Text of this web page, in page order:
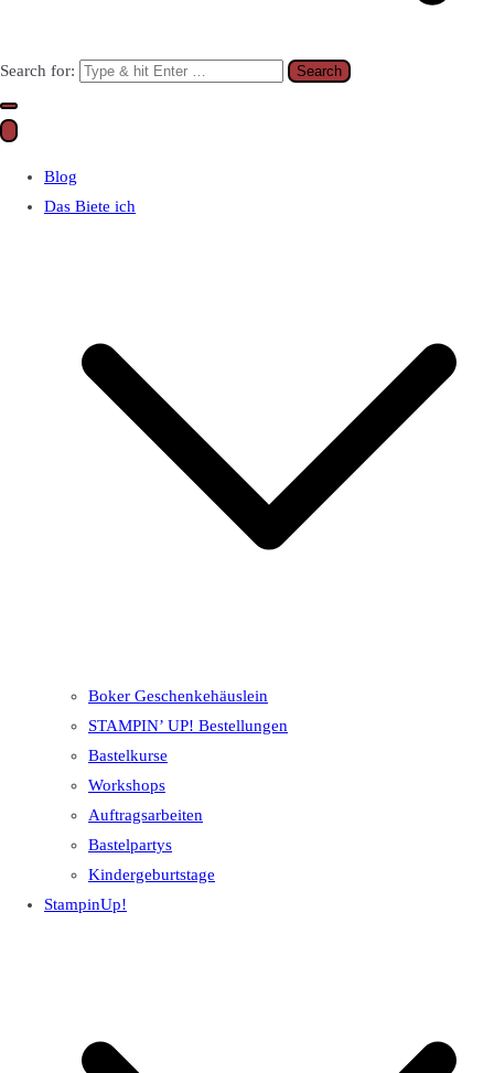
Search for:
Blog
Das Biete ich
Boker Geschenkehäuslein
STAMPIN’ UP! Bestellungen
Bastelkurse
Workshops
Auftragsarbeiten
Bastelpartys
Kindergeburtstage
StampinUp!